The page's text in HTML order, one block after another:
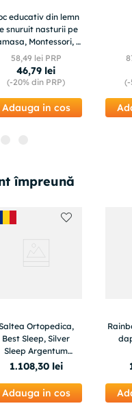
educativ din lemn
snuruit nasturii pe
Montessori, 3
ani+
58,49 lei PRP
46,79 lei
(-20% din PRP)
Adauga in cos
(-
împreună
Ortopedica,
Best Sleep, Silver
Sleep Argentum
12+3+1, 190x200x16
cm, spuma cu
fir cu ioni de
argint
1.108,30 lei
Adauga in cos